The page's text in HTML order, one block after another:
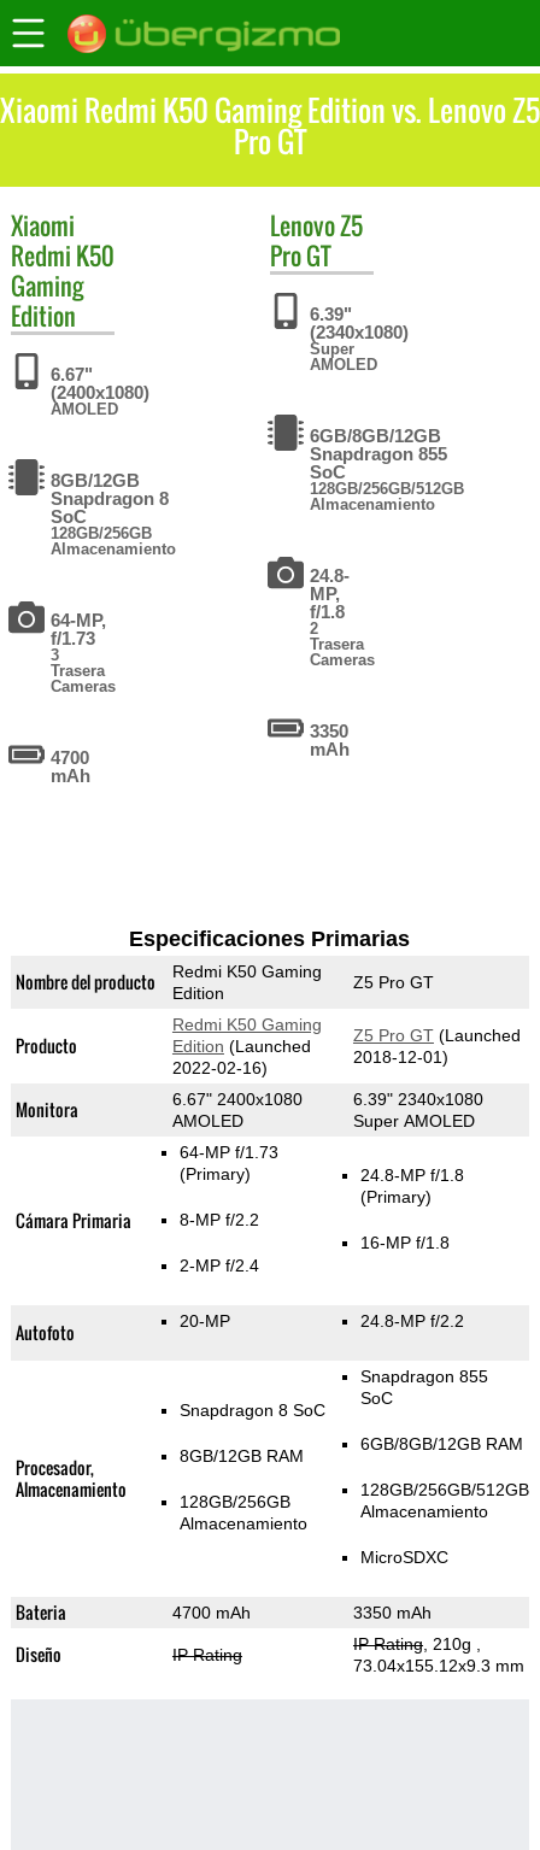
Xiaomi Redmi K50 Gaming Edition vs. Lenovo Z5
Pro GT
Xiaomi
Redmi K50
Gaming
Edition
6.67"
(2400x1080)
AMOLED
8GB/12GB
Snapdragon 8
SoC
128GB/256GB
Almacenamiento
64-MP,
f/1.73
3
Trasera
Cameras
4700
mAh
LenovoZ5
Pro GT
6.39"
(2340x1080)
Super
AMOLED
6GB/8GB/12GB
Snapdragon 855
SoC
128GB/256GB/512GB
Almacenamiento
24.8-
MP,
f/1.8
2
Trasera
Cameras
3350
mAh
Especificaciones Primarias
Nombre del producto
Redmi K50 Gaming
Edition
Z5 Pro GT
Producto
Redmi K50 Gaming
Edition (Launched
2022-02-16)
Z5 Pro GT(Launched
2018-12-01)
Monitora
6.67" 2400x1080
AMOLED
6.39" 2340x1080
Super AMOLED
Cámara Primaria
64-MP f/1.73
(Primary)
8-MP f/2.2
2-MP f/2.4
24.8-MP f/1.8
(Primary)
16-MP f/1.8
Autofoto 20-MP 24.8-MP f/2.2
Procesador,
Almacenamiento
Snapdragon 8 SoC
8GB/12GB RAM
128GB/256GB
Almacenamiento
Snapdragon 855
SoC
6GB/8GB/12GB RAM
128GB/256GB/512GB
Almacenamiento
MicroSDXC
Bateria 4700 mAh 3350 mAh
Diseño IP Rating
IP Rating, 210g
73.04x155.12x9.3 mm